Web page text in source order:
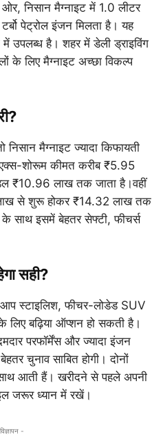
निसान मैग्नाइट में 1.0 लीटर
पेट्रोल इंजन मिलता है। यह
है। शहर में डेली ड्राइविंग
के लिए मैग्नाइट अच्छा विकल्प
मैग्नाइट ज्यादा किफायती
शोरूम कीमत करीब ₹5.95
₹10.96 लाख तक जाता है।वहीं
से शुरू होकर ₹14.32 लाख तक
के साथ इसमें बेहतर सेफ्टी, फीचर्स
सही?
स्टाइलिश, फीचर-लोडेड SUV
लिए बढ़िया ऑप्शन हो सकती है।
परफॉर्मेंस और ज्यादा इंजन
चुनाव साबित होगी। दोनों
आती हैं। खरीदने से पहले अपनी
जरूर ध्यान में रखें।
-